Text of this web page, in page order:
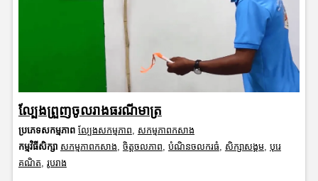
ល្បែងព្រួញចូលរាងធរណីមាត្រ
ប្រភេទសកម្មភាព ល្បែងសកម្មភាព, សកម្មភាពកសាង
កម្មវិធីសិក្សា សកម្មភាពកសាង, ចិត្តចលភាព, បំណិនចលករធំ, សិក្សាសង្គម, បុរេ
គណិត, រូបរាង